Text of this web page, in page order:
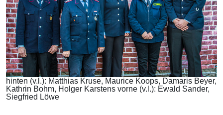
hinten (v.l.): Matthias Kruse, Maurice Koops, Damaris Beyer,
Kathrin Bohm, Holger Karstens vorne (v.l.): Ewald Sander,
Siegfried Löwe